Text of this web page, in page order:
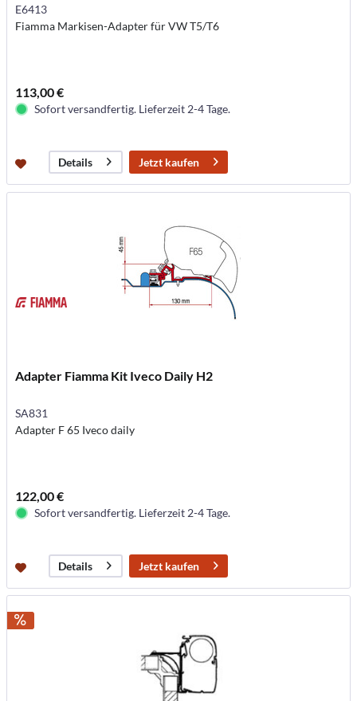
E6413
Fiamma Markisen-Adapter für VW T5/T6
113,00 €
Sofort versandfertig. Lieferzeit 2-4 Tage.
Details Jetzt kaufen
Adapter Fiamma Kit Iveco Daily H2
SA831
Adapter F 65 Iveco daily
122,00 €
Sofort versandfertig. Lieferzeit 2-4 Tage.
Details Jetzt kaufen